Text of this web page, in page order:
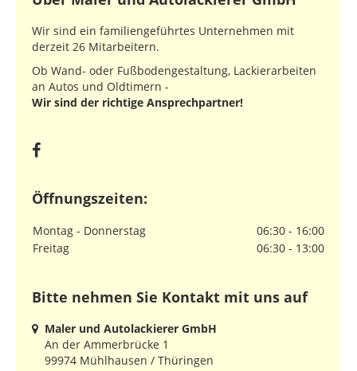
Wir sind ein familiengeführtes Unternehmen mit
derzeit 26 Mitarbeitern.
Ob Wand- oder Fußbodengestaltung, Lackierarbeiten
an Autos und Oldtimern -
Wir sind der richtige Ansprechpartner!
Öffnungszeiten:
Montag - Donnerstag
06:30 - 16:00
Freitag
06:30 - 13:00
Bitte nehmen Sie Kontakt mit uns auf
Maler und Autolackierer GmbH
An der Ammerbrücke 1
99974 Mühlhausen / Thüringen